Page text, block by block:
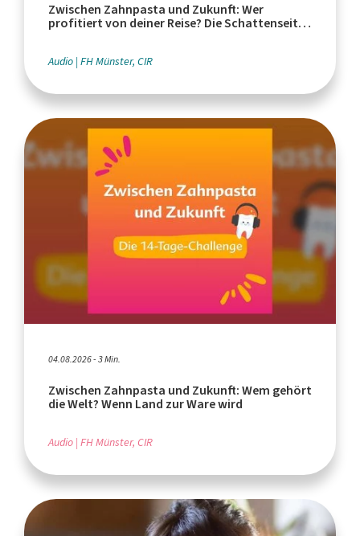
Zwischen Zahnpasta und Zukunft: Wer
profitiert von deiner Reise? Die Schattenseiten
Audio FH Münster, CIR
04.08.2026 - 3 Min.
Zwischen Zahnpasta und Zukunft: Wem gehört
die Welt? Wenn Land zur Ware wird
Audio FH Münster, CIR